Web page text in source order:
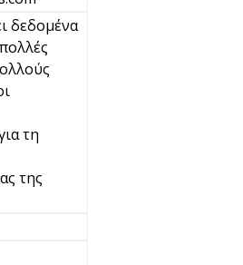
δεδομένα
τη
της